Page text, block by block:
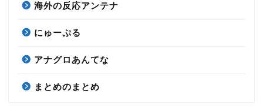
海外の反応アンテナ
にゅーぷる
アナグロあんてな
まとめのまとめ